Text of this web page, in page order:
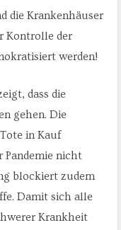
die Krankenhäuser
Kontrolle der
werden!
dass die
gehen. Die
in Kauf
Pandemie nicht
blockiert zudem
Damit sich alle
Krankheit